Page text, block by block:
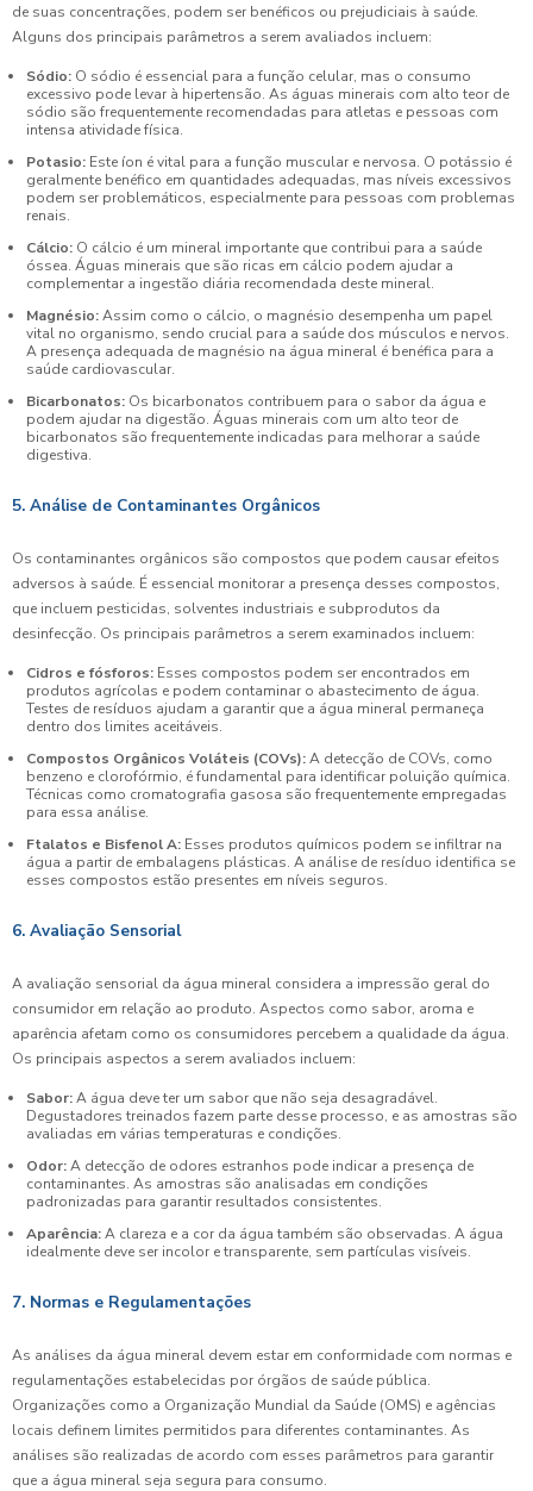
de suas concentrações, podem ser benéficos ou prejudiciais à saúde.
Alguns dos principais parâmetros a serem avaliados incluem:
Sódio: O sódio é essencial para a função celular, mas o consumo
excessivo pode levar à hipertensão. As águas minerais com alto teor de
sódio são frequentemente recomendadas para atletas e pessoas com
intensa atividade física.
Potasio: Este íon é vital para a função muscular e nervosa. O potássio é
geralmente benéfico em quantidades adequadas, mas níveis excessivos
podem ser problemáticos, especialmente para pessoas com problemas
renais.
Cálcio: O cálcio é um mineral importante que contribui para a saúde
óssea. Águas minerais que são ricas em cálcio podem ajudar a
complementar a ingestão diária recomendada deste mineral.
Magnésio:Assim como o cálcio, o magnésio desempenha um papel
vital no organismo, sendo crucial para a saúde dos músculos e nervos.
A presença adequada de magnésio na água mineral é benéfica para a
saúde cardiovascular.
Bicarbonatos: Os bicarbonatos contribuem para o sabor da água e
podem ajudar na digestão. Águas minerais com um alto teor de
bicarbonatos são frequentemente indicadas para melhorar a saúde
digestiva.
5. Análise de Contaminantes Orgânicos
Os contaminantes orgânicos são compostos que podem causar efeitos
adversos à saúde. É essencial monitorar a presença desses compostos,
que incluem pesticidas, solventes industriais e subprodutos da
desinfecção. Os principais parâmetros a serem examinados incluem:
Cidros e fósforos: Esses compostos podem ser encontrados em
produtos agrícolas e podem contaminar o abastecimento de água.
Testes de resíduos ajudam a garantir que a água mineral permaneça
dentro dos limites aceitáveis.
Compostos Orgânicos Voláteis (COVs):A detecção de COVs, como
benzeno e clorofórmio, é fundamental para identificar poluição química.
Técnicas como cromatografia gasosa são frequentemente empregadas
para essa análise.
Ftalatos e Bisfenol A: Esses produtos químicos podem se infiltrar na
água a partir de embalagens plásticas. A análise de resíduo identifica se
esses compostos estão presentes em níveis seguros.
6. Avaliação Sensorial
A avaliação sensorial da água mineral considera a impressão geral do
consumidor em relação ao produto. Aspectos como sabor, aroma e
aparência afetam como os consumidores percebem a qualidade da água.
Os principais aspectos a serem avaliados incluem:
Sabor:A água deve ter um sabor que não seja desagradável.
Degustadores treinados fazem parte desse processo, e as amostras são
avaliadas em várias temperaturas e condições.
Odor:A detecção de odores estranhos pode indicar a presença de
contaminantes. As amostras são analisadas em condições
padronizadas para garantir resultados consistentes.
Aparência:A clareza e a cor da água também são observadas. A água
idealmente deve ser incolor e transparente, sem partículas visíveis.
7. Normas e Regulamentações
As análises da água mineral devem estar em conformidade com normas e
regulamentações estabelecidas por órgãos de saúde pública.
Organizações como a Organização Mundial da Saúde (OMS) e agências
locais definem limites permitidos para diferentes contaminantes. As
análises são realizadas de acordo com esses parâmetros para garantir
que a água mineral seja segura para consumo.